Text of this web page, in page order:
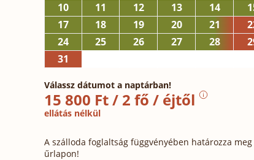
10
11 12 13 14
17
18 19 20 21
24
25 26 27 28
31
Válassz dátumot a naptárban!
15 800 Ft / 2 fő / éjtől
ellátás nélkül
A szálloda foglaltság függvényében határozza
űrlapon!